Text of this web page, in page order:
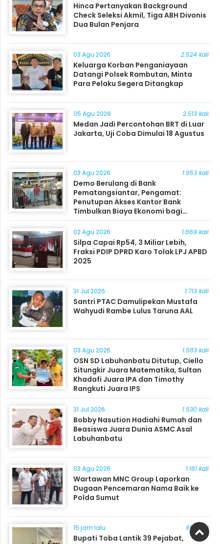
Hinca Pertanyakan Background
Check Seleksi Akmil, Tiga ABH Divonis
Dua Bulan Penjara
03 Agu 2026 2.524 kali
Keluarga Korban Penganiayaan
Datangi Polsek Rambutan, Minta
Para Pelaku Segera Ditangkap
05 Agu 2026 2.513 kali
Medan Jadi Percontohan BRT di Luar
Jakarta, Uji Coba Dimulai 18 Agustus
03 Agu 2026 1.953 kali
Demo Berulang di Bank
Pematangsiantar, Pengamat:
Penutupan Akses Kantor Bank
Timbulkan Biaya Ekonomi bagi
Masyarakat
02 Agu 2026 1.869 kali
Silpa Capai Rp54, 3 Miliar Lebih,
Fraksi PDIP DPRD Karo Tolak LPJ APBD
2025
31 Jul 2026 1.713 kali
Santri PTAC Damulipekan Mustafa
Wahyudi Rambe Lulus Taruna AAL
03 Agu 2026 1.583 kali
OSN SD Labuhanbatu Ditutup, Ciello
Situngkir Juara Matematika, Sultan
Khadafi Juara IPA dan Timothy
Rangkuti Juara IPS
31 Jul 2026 1.530 kali
Bobby Nasution Hadiahi Rumah dan
Beasiswa Juara Dunia ASMC Asal
Labuhanbatu
03 Agu 2026 1.161 kali
Wartawan MNC Group Laporkan
Dugaan Pencemaran Nama Baik ke
Polda Sumut
15 jam lalu 953 kali
Bupati Toba Lantik 39 Pejabat,